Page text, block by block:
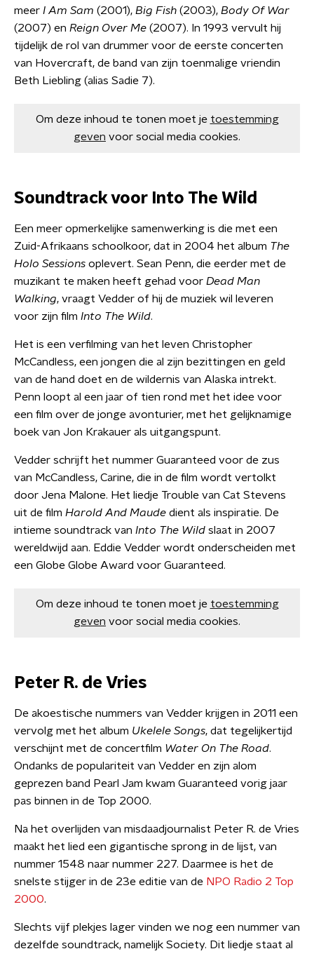
meer I Am Sam (2001), Big Fish (2003), Body Of War
(2007) en Reign Over Me (2007). In 1993 vervult hij
tijdelijk de rol van drummer voor de eerste concerten
van Hovercraft, de band van zijn toenmalige vriendin
Beth Liebling (alias Sadie 7).
Om deze inhoud te tonen moet je toestemming
geven voor social media cookies.
Soundtrack voor Into The Wild
Een meer opmerkelijke samenwerking is die met een
Zuid-Afrikaans schoolkoor, dat in 2004 het album The
Holo Sessions oplevert. Sean Penn, die eerder met de
muzikant te maken heeft gehad voor Dead Man
Walking, vraagt Vedder of hij de muziek wil leveren
voor zijn film Into The Wild.
Het is een verfilming van het leven Christopher
McCandless, een jongen die al zijn bezittingen en geld
van de hand doet en de wildernis van Alaska intrekt.
Penn loopt al een jaar of tien rond met het idee voor
een film over de jonge avonturier, met het gelijknamige
boek van Jon Krakauer als uitgangspunt.
Vedder schrijft het nummer Guaranteed voor de zus
van McCandless, Carine, die in de film wordt vertolkt
door Jena Malone. Het liedje Trouble van Cat Stevens
uit de film Harold And Maude dient als inspiratie. De
intieme soundtrack van Into The Wild slaat in 2007
wereldwijd aan. Eddie Vedder wordt onderscheiden met
een Globe Globe Award voor Guaranteed.
Om deze inhoud te tonen moet je toestemming
geven voor social media cookies.
Peter R. de Vries
De akoestische nummers van Vedder krijgen in 2011 een
vervolg met het album Ukelele Songs, dat tegelijkertijd
verschijnt met de concertfilm Water On The Road.
Ondanks de populariteit van Vedder en zijn alom
geprezen band Pearl Jam kwam Guaranteed vorig jaar
pas binnen in de Top 2000.
Na het overlijden van misdaadjournalist Peter R. de Vries
maakt het lied een gigantische sprong in de lijst, van
nummer 1548 naar nummer 227. Daarmee is het de
snelste stijger in de 23e editie van de NPO Radio 2 Top
2000.
Slechts vijf plekjes lager vinden we nog een nummer van
dezelfde soundtrack, namelijk Society. Dit liedje staat al